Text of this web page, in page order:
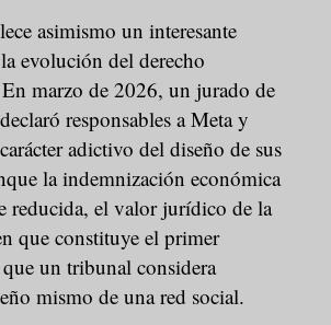
asimismo un interesante
evolución del derecho
marzo de 2026, un jurado de
responsables a Meta y
adictivo del diseño de sus
la indemnización económica
reducida, el valor jurídico de la
que constituye el primer
un tribunal considera
mismo de una red social.